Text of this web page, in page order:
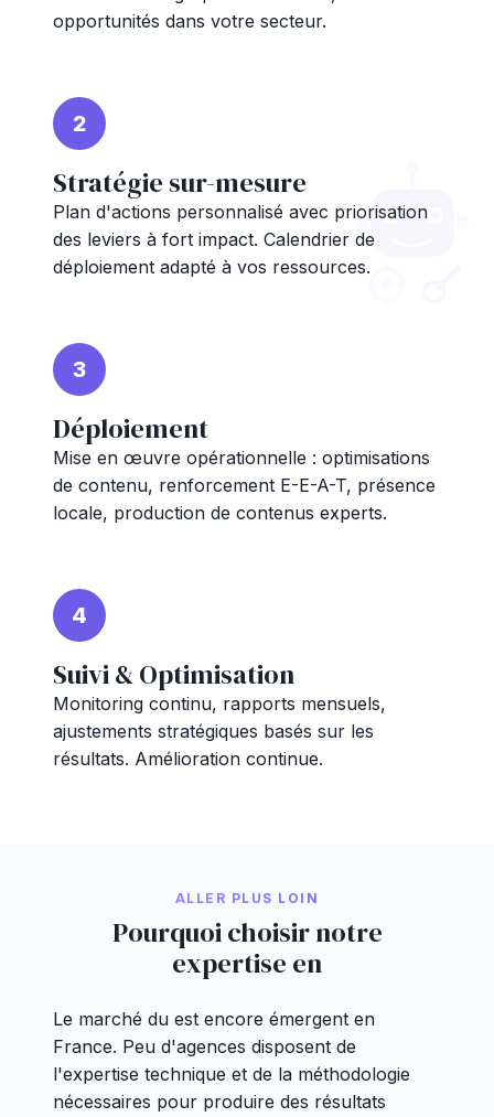
opportunités dans votre secteur.
2
Stratégie sur-mesure
Plan d'actions personnalisé avec priorisation
des leviers à fort impact. Calendrier de
déploiement adapté à vos ressources.
3
Déploiement
Mise en œuvre opérationnelle : optimisations
de contenu, renforcement E-E-A-T, présence
locale, production de contenus experts.
4
Suivi & Optimisation
Monitoring continu, rapports mensuels,
ajustements stratégiques basés sur les
résultats. Amélioration continue.
ALLER PLUS LOIN
Pourquoi choisir notre
expertise en
Le marché du est encore émergent en
France. Peu d'agences disposent de
l'expertise technique et de la méthodologie
nécessaires pour produire des résultats